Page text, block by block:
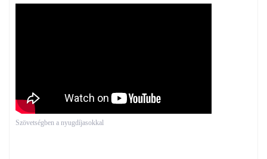
Szövetségben a nyugdíjasokkal